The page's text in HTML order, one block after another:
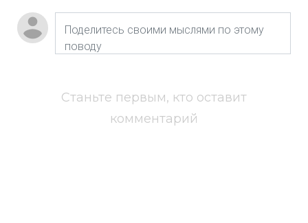
Станьте первым, кто оставит
комментарий